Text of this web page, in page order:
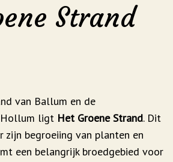
Strand
van Ballum en de
Hollum ligt Het Groene Strand. Dit
zijn begroeiing van planten en
een belangrijk broedgebied voor